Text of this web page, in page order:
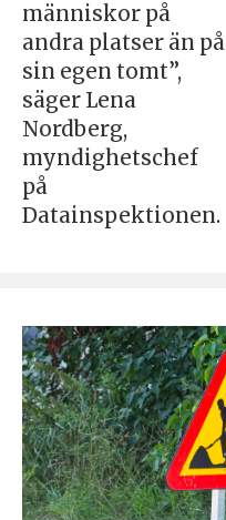
människor på
andra platser än på
sin egen tomt”,
säger Lena
Nordberg,
myndighetschef
på
Datainspektionen.